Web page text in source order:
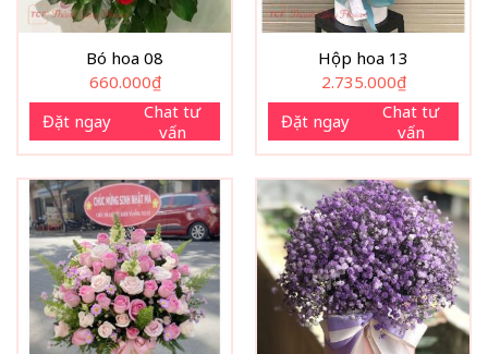
Bó hoa 08
660.000₫
Đặt ngay
Chat tư
vấn
Hộp hoa 13
2.735.000₫
Đặt ngay
Chat tư
vấn